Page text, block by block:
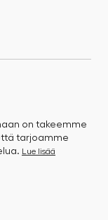
on takeemme
tarjoamme
Lue lisää